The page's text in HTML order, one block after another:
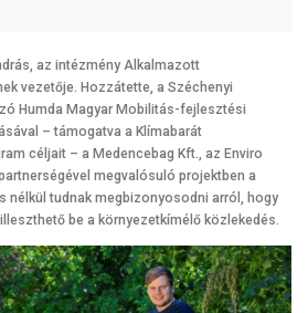
az intézmény Alkalmazott
vezetője. Hozzátette, a Széchenyi
Humda Magyar Mobilitás-fejlesztési
– támogatva a Klímabarát
céljait – a Medencebag Kft., az Enviro
megvalósuló projektben a
nélkül tudnak megbizonyosodni arról, hogy
be a környezetkímélő közlekedés.